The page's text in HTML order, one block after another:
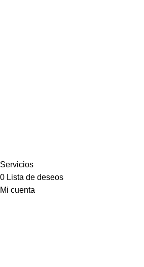
Servicios
0 Lista de deseos
Mi cuenta